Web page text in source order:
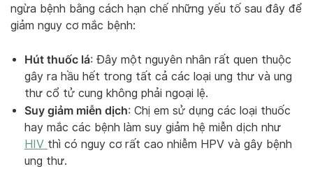
ngừa bệnh bằng cách hạn chế những yếu tố sau đây để
giảm nguy cơ mắc bệnh:
Hút thuốc lá: Đây một nguyên nhân rất quen thuộc
gây ra hầu hết trong tất cả các loại ung thư và ung
thư cổ tử cung không phải ngoại lệ.
Suy giảm miễn dịch: Chị em sử dụng các loại thuốc
hay mắc các bệnh làm suy giảm hệ miễn dịch như
HIV thì có nguy cơ rất cao nhiễm HPV và gây bệnh
ung thư.